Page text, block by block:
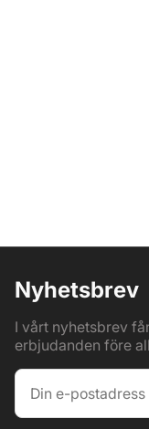
Nyhetsbrev
I vårt nyhetsbrev
erbjudanden före